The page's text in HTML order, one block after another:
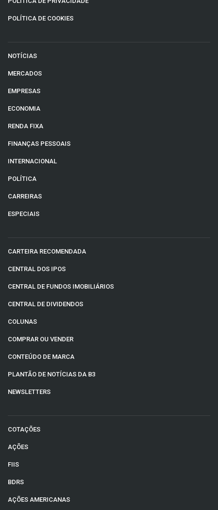
POLÍTICA DE COOKIES
NOTÍCIAS
MERCADOS
EMPRESAS
ECONOMIA
RENDA FIXA
FINANÇAS PESSOAIS
INTERNACIONAL
POLÍTICA
CARREIRAS
ESPECIAIS
CARTEIRA RECOMENDADA
CENTRAL DOS IPOS
CENTRAL DE FUNDOS IMOBILIÁRIOS
CENTRAL DE DIVIDENDOS
COLUNAS
COMPRAR OU VENDER
CONTEÚDO DE MARCA
PLANTÃO DE NOTÍCIAS DA B3
NEWSLETTERS
COTAÇÕES
AÇÕES
FIIS
BDRS
AÇÕES AMERICANAS